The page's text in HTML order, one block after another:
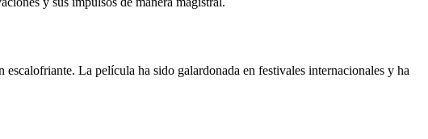
La película ha sido galardonada en festivales internacionales y ha